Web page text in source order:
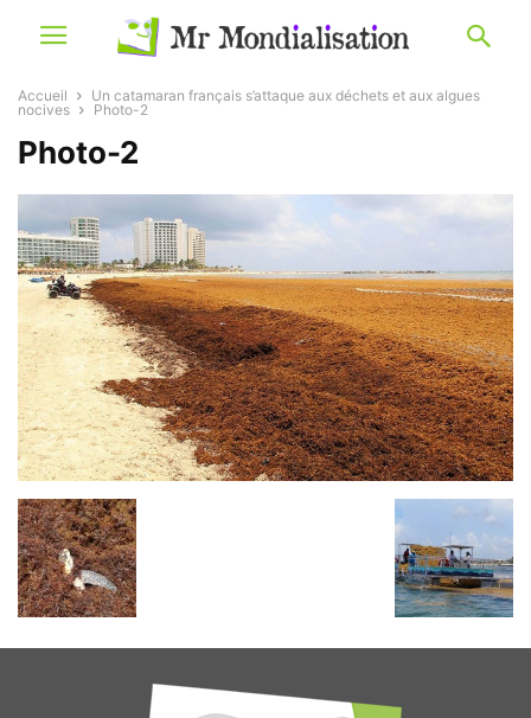
Accueil
Un catamaran français s’attaque aux déchets et aux algues
nocives
Photo-2
Photo-2